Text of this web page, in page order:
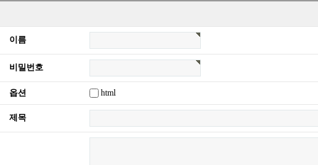
이름
비밀번호
옵션 html
제목